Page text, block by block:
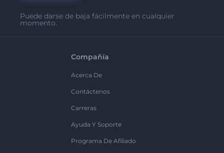
Puede darse de baja fácilmente en cualquier
momento.
Compañía
Acerca De
Contáctenos
Carreras
Ayuda Y Soporte
Programa De Afiliado